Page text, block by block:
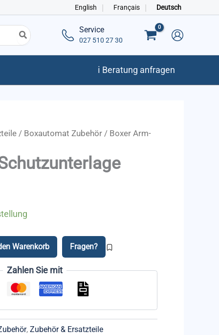
English Français Deutsch
Service
027 510 27 30
ℹ️ Beratung anfragen
/ Boxautomat Zubehör/ Boxer Arm-
Warenkorb Fragen?
Zahlen Sie mit
, Zubehör & Ersatzteile